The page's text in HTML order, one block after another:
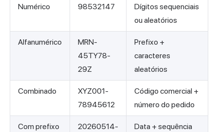
Numérico 98532147
Dígitos sequenciais
ou aleatórios
Alfanumérico
MRN-
45TY78-
29Z
Prefixo +
caracteres
aleatórios
Combinado
XYZ001-
78945612
Código comercial +
número do pedido
Com prefixo
20260514-
Data + sequência